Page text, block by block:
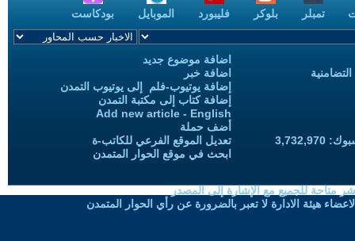
تمبلر بلوكر فليبورد الموبايل بودكاست
اضافة موضوع جديد
اضافة خبر
إضافة يوتيوب-فلم إلى يوتيوب التمدن
إضافة كتاب إلى مكتبة التمدن
Add new article - English
أضف حملة
تعديل الموقع الفرعي للكاتب-ة
ابحث في موقع الحوار المتمدن
متاحة للجميع مع الإشارة إلى المصدر
هيئة الادارة لا تعبر بالضرورة عن رأي الحوار المتمدن